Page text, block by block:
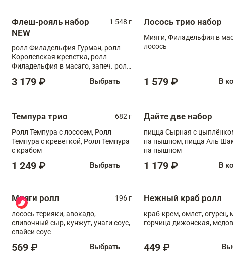
Флеш-рояль набор
NEW
1 548 г
ролл Филадельфия Гурман, ролл
Королевская креветка, ролл
Филадельфия в масаго, запеч. ролл
Тигровая креветка с моцареллой,
3 179 ₽ Выбрать
Лосось трио набор
Мияги, Филадельфия в
лосось
1 579 ₽ В
Темпура трио
682 г
Ролл Темпура с лососем, Ролл
Темпура с креветкой, Ролл Темпура
с крабом
1 249 ₽ Выбрать
Дайте две набор
пицца Сырная с
на пышном, пицца Аль Шам 25 см
на пышном
1 179 ₽ В
Мияги ролл
196 г
лосось терияки, авокадо,
сливочный сыр, кунжут, унаги соус,
спайси соус
569 ₽ Выбрать
Нежный краб ролл
краб-крем, омлет, огурец,
горчица дижонская,
449 ₽